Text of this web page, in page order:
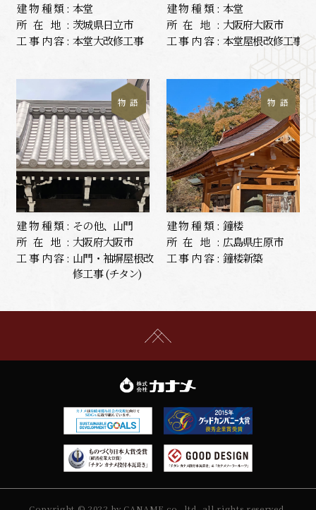
建物種類: 本堂
所在地: 茨城県日立市
工事内容: 本堂大改修工事
建物種類: 本堂
所在地: 大阪府大阪市
工事内容: 本堂屋根改修工事
物 語
建物種類: その他、山門
所在地: 大阪府大阪市
工事内容: 山門・袖塀屋根改
修工事 (チタン)
物 語
建物種類: 鐘楼
所在地: 広島県庄原市
工事内容: 鐘楼新築